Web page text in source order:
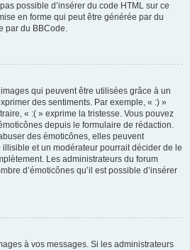
possible d’insérer du code HTML sur ce
en forme qui peut être générée par du
par du BBCode.
qui peuvent être utilisées grâce à un
des sentiments. Par exemple, « :) »
« :( » exprime la tristesse. Vous pouvez
depuis le formulaire de rédaction.
des émoticônes, elles peuvent
et un modérateur pourrait décider de le
Les administrateurs du forum
d’émoticônes qu’il est possible d’insérer
à vos messages. Si les administrateurs